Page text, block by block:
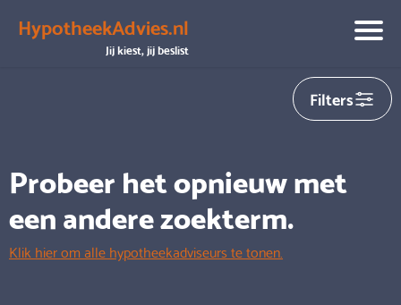
HypotheekAdvies.nl
Jij kiest, jij beslist
We hebben helaas0adviseurs gevonden die aansluiten op
jouw zoekopdracht
Filters
Probeer het opnieuw met
een andere zoekterm.
Klik hier om alle hypotheekadviseurs te tonen.